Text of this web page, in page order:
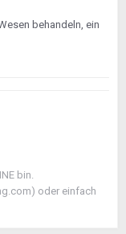
behandeln, ein
bin.
oder einfach